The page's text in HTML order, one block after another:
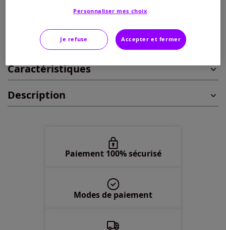
En stock
46 -En stock
48 -En stock
Ajouter au panier
Caractéristiques
Description
Paiement 100% sécurisé
Modes de paiement
Personnaliser mes choix
Je refuse Accepter et fermer